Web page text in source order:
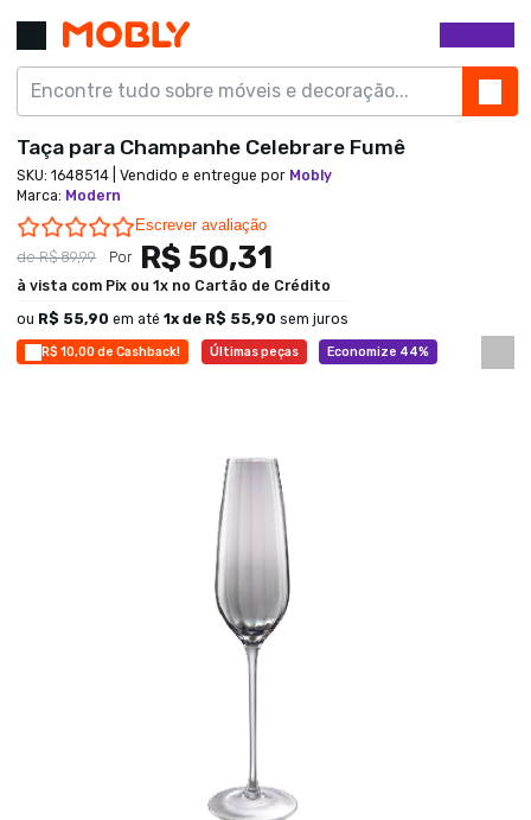
R$ 10,00 de Cashback! Últimas peças Economize 44%
Taça para Champanhe Celebrare Fumê
SKU: 1648514 | Vendido e entregue por Mobly
Marca: Modern
0.0 star rating
Escrever avaliação
deR$ 89,99 Por R$ 50,31
à vista com Pix ou 1x no Cartão de Crédito
ou R$ 55,90 em até 1 x de R$ 55,90 sem juros